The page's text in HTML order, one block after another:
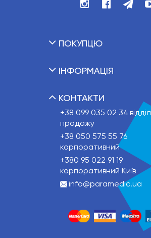
ПОКУПЦЮ
ІНФОРМАЦІЯ
КОНТАКТИ
+38 099 035 02 34 відділ
продажу
+38 050 575 55 76
корпоративний
+380 95 022 91 19
корпоративний Київ
info@paramedic.ua